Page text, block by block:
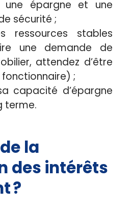
une épargne et une
sécurité ;
ressources stables
une demande de
attendez d’être
fonctionnaire) ;
capacité d’épargne
terme.
la
des intérêts
?